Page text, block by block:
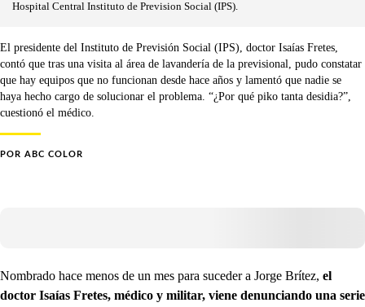
Hospital Central Instituto de Prevision Social (IPS).
El presidente del Instituto de Previsión Social (IPS), doctor Isaías Fretes,
contó que tras una visita al área de lavandería de la previsional, pudo constatar
que hay equipos que no funcionan desde hace años y lamentó que nadie se
haya hecho cargo de solucionar el problema. “¿Por qué piko tanta desidia?”,
cuestionó el médico.
POR ABC COLOR
Nombrado hace menos de un mes para suceder a Jorge Brítez, el
doctor Isaías Fretes, médico y militar, viene denunciando una serie